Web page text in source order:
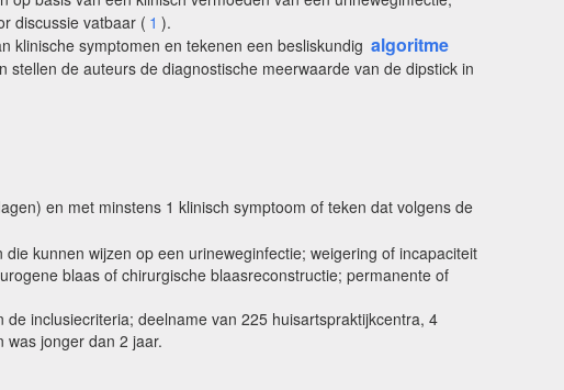
discussie vatbaar ( 1 ).
klinische symptomen en tekenen een besliskundig algoritme
de auteurs de diagnostische meerwaarde van de dipstick in
en met minstens 1 klinisch symptoom of teken dat volgens de
kunnen wijzen op een urineweginfectie; weigering of incapaciteit
blaas of chirurgische blaasreconstructie; permanente of
inclusiecriteria; deelname van 225 huisartspraktijkcentra, 4
was jonger dan 2 jaar.